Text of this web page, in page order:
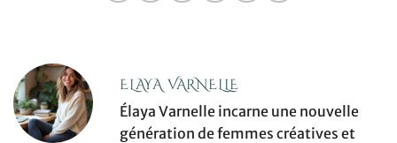
ELAYA VARNELLE
Élaya Varnelle incarne une nouvelle
génération de femmes créatives et